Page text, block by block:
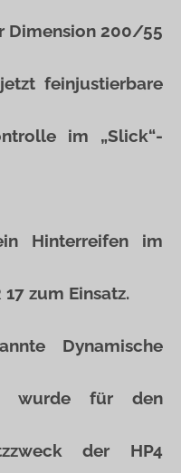
Dimension 200/55
feinjustierbare
im „Slick“-
Hinterreifen im
zum Einsatz.
Dynamische
wurde für den
der HP4